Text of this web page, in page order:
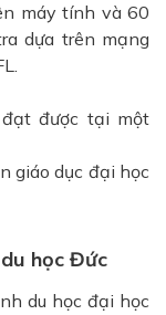
máy tính và 60
dựa trên mạng
được tại một
giáo dục đại học
học Đức
du học đại học